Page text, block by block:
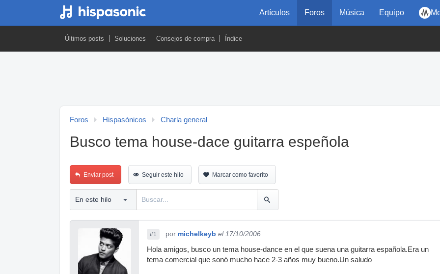
Artículos Foros Música Equipo
Últimos posts Soluciones Consejos de compra Índice
Foros Hispasónicos Charla general
Busco tema house-dace guitarra espeñola
Enviar post Seguir este hilo Marcar como favorito
#1 por michelkeyb el 17/10/2006
Hola amigos, busco un tema house-dance en el que suena una guitarra española.Era un
tema comercial que sonó mucho hace 2-3 años muy bueno.Un saludo